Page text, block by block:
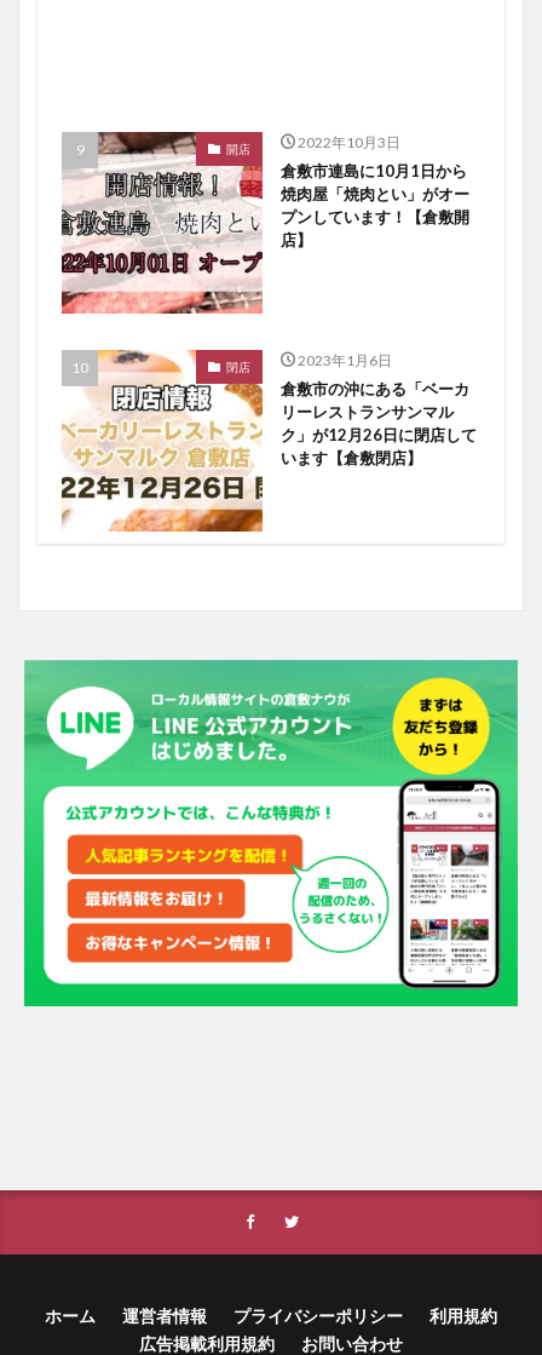
開店 2022年10月3日
倉敷市連島に10月1日から
焼肉屋「焼肉とい」がオー
プンしています！【倉敷開
店】
閉店 2023年1月6日
倉敷市の沖にある「ベーカ
リーレストランサンマル
ク」が12月26日に閉店して
います【倉敷閉店】
ホーム 運営者情報 プライバシーポリシー
利用規約
広告掲載利用規約
お問い合わせ